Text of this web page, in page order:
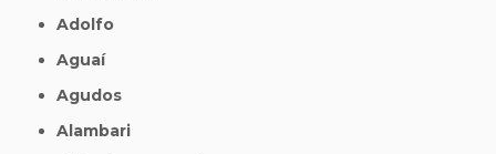
Adolfo
Aguaí
Agudos
Alambari